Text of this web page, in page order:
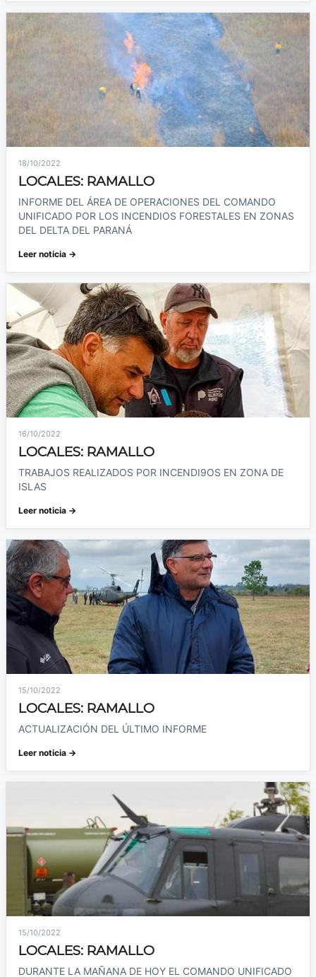
18/10/2022
LOCALES: RAMALLO
INFORME DEL ÁREA DE OPERACIONES DEL COMANDO
UNIFICADO POR LOS INCENDIOS FORESTALES EN ZONAS
DEL DELTA DEL PARANÁ
Leer noticia →
16/10/2022
LOCALES: RAMALLO
TRABAJOS REALIZADOS POR INCENDI9OS EN ZONA DE
ISLAS
Leer noticia →
15/10/2022
LOCALES: RAMALLO
ACTUALIZACIÓN DEL ÚLTIMO INFORME
Leer noticia →
15/10/2022
LOCALES: RAMALLO
DURANTE LA MAÑANA DE HOY EL COMANDO UNIFICADO